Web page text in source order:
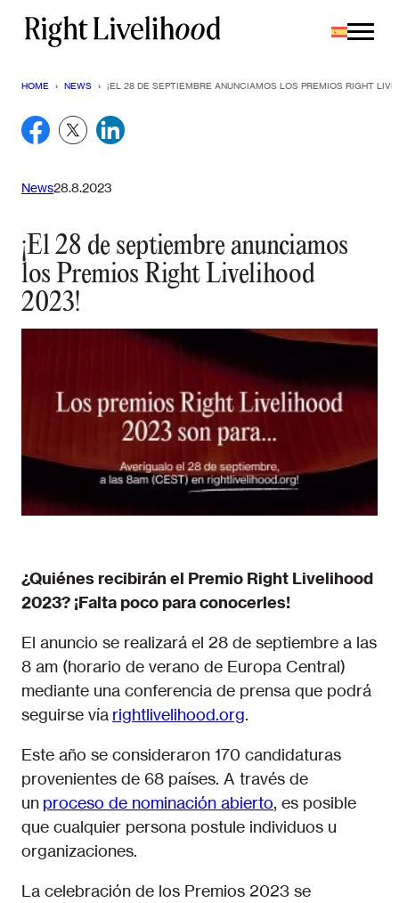
Saltar
HOME › NEWS › ¡EL 28 DE SEPTIEMBRE ANUNCIAMOS LOS PREMIOS RIGHT
News28.8.2023
¡El 28 de septiembre anunciamos
los Premios Right Livelihood
2023!
¿Quiénes recibirán el Premio Right Livelihood
2023? ¡Falta poco para conocerles!
El anuncio se realizará el 28 de septiembre a las
8 am (horario de verano de Europa Central)
mediante una conferencia de prensa que podrá
seguirse vía rightlivelihood.org.
Este año se consideraron 170 candidaturas
provenientes de 68 países. A través de
un proceso de nominación abierto, es posible
que cualquier persona postule individuos u
organizaciones.
La celebración de los Premios 2023 se